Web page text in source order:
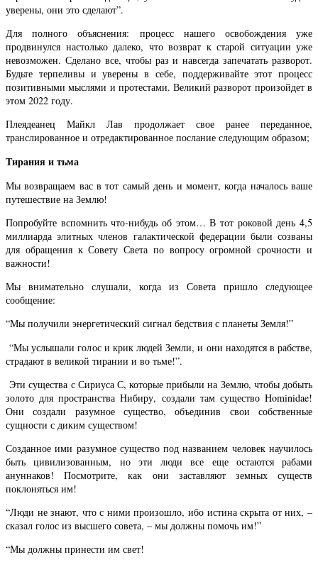
уверены, они это сделают”.
Для полного объяснения: процесс нашего освобождения уже
продвинулся настолько далеко, что возврат к старой ситуации уже
невозможен. Сделано все, чтобы раз и навсегда запечатать разворот.
Будьте терпеливы и уверены в себе, поддерживайте этот процесс
позитивными мыслями и протестами. Великий разворот произойдет в
этом 2022 году.
Плеядеанец Майкл Лав продолжает свое ранее переданное,
транслированное и отредактированное послание следующим образом;
Тирания и тьма
Мы возвращаем вас в тот самый день и момент, когда началось ваше
путешествие на Землю!
Попробуйте вспомнить что-нибудь об этом… В тот роковой день 4,5
миллиарда элитных членов галактической федерации были созваны
для обращения к Совету Света по вопросу огромной срочности и
важности!
Мы внимательно слушали, когда из Совета пришло следующее
сообщение:
“Мы получили энергетический сигнал бедствия с планеты Земля!”
“Мы услышали голос и крик людей Земли, и они находятся в рабстве,
страдают в великой тирании и во тьме!”.
Эти существа с Сириуса С, которые прибыли на Землю, чтобы добыть
золото для пространства Нибиру, создали там существо Hominidae!
Они создали разумное существо, объединив свои собственные
сущности с диким существом!
Созданное ими разумное существо под названием человек научилось
быть цивилизованным, но эти люди все еще остаются рабами
ануннаков! Посмотрите, как они заставляют земных существ
поклоняться им!
“Люди не знают, что с ними произошло, ибо истина скрыта от них, –
сказал голос из высшего совета, – мы должны помочь им!”
“Мы должны принести им свет!